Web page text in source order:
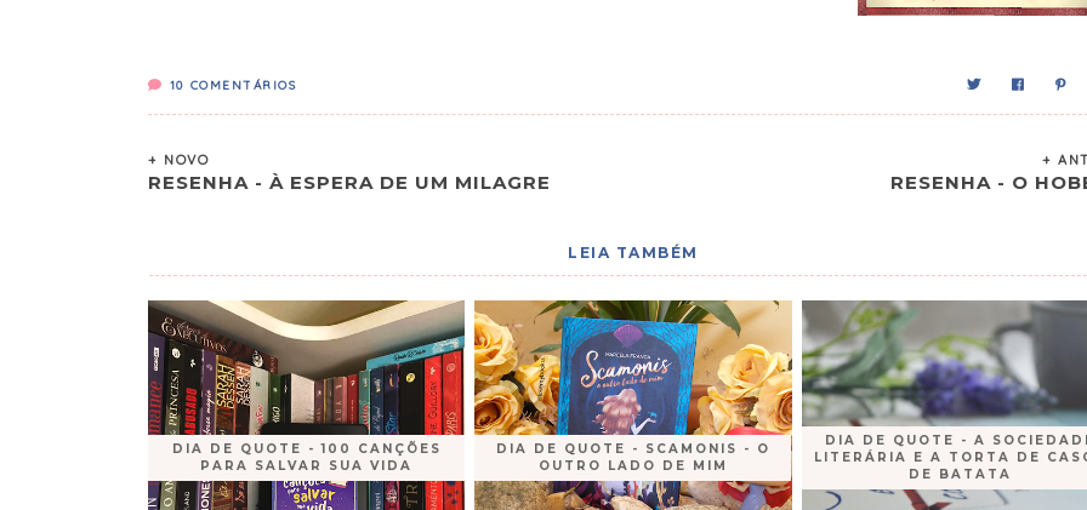
10 COMENTÁRIOS
+ NOVO
RESENHA - À ESPERA DE UM MILAGRE
+
RESENHA - O
LEIA TAMBÉM
DIA DE QUOTE - 100 CANÇÕES
PARA SALVAR SUA VIDA
DIA DE QUOTE - SCAMONIS - O
OUTRO LADO DE MIM
DIA DE QUOTE - A
LITERÁRIA E A TORTA DE
DE BATATA